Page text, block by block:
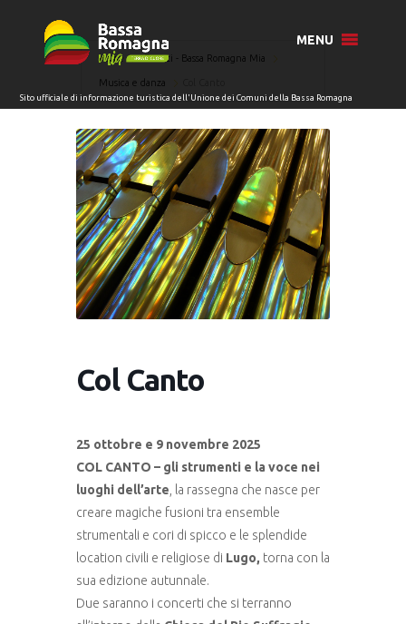
MENU
Home Eventi - Bassa Romagna Mia
Musica e danza
Col Canto
25 ottobre e 9 novembre 2025
COL CANTO – gli strumenti e la voce nei
luoghi dell’arte , la rassegna che nasce per
creare magiche fusioni tra ensemble
strumentali e cori di spicco e le splendide
location civili e religiose di Lugo, torna con la
sua edizione autunnale.
Due saranno i concerti che si terranno